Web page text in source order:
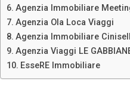
Agenzia Immobiliare
Agenzia Ola Loca Viaggi
Agenzia Immobiliare
Agenzia Viaggi LE
EsseRE Immobiliare